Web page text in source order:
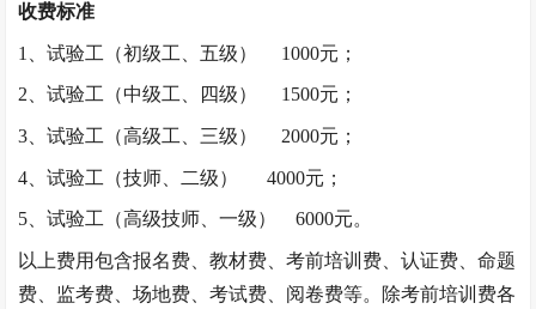
收费标准
1、试验工（初级工、五级） 1000元；
2、试验工（中级工、四级） 1500元；
3、试验工（高级工、三级） 2000元；
4、试验工（技师、二级） 4000元；
5、试验工（高级技师、一级） 6000元。
以上费用包含报名费、教材费、考前培训费、认证费、命题
费、监考费、场地费、考试费、阅卷费等。除考前培训费各